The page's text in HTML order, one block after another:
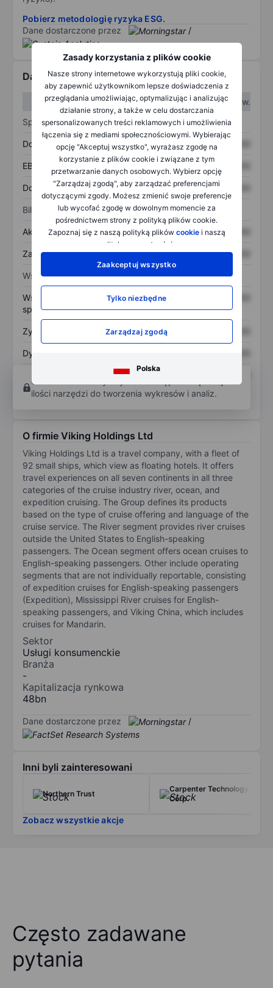
Zasady korzystania z plików cookie
Nasze strony internetowe wykorzystują pliki cookie,
aby zapewnić użytkownikom lepsze doświadczenia z
przeglądania umożliwiając, optymalizując i analizując
działanie strony, a także w celu dostarczania
spersonalizowanych treści reklamowych i umożliwienia
łączenia się z mediami społecznościowymi. Wybierając
opcję "Akceptuj wszystko", wyrażasz zgodę na
korzystanie z plików cookie i związane z tym
przetwarzanie danych osobowych. Wybierz opcję
"Zarządzaj zgodą", aby zarządzać preferencjami
dotyczącymi zgody. Możesz zmienić swoje preferencje
lub wycofać zgodę w dowolnym momencie za
pośrednictwem strony z polityką plików cookie.
Zapoznaj się z naszą polityką plików cookiei naszą
polityką
prywatności
Zaakceptuj wszystko
Tylko niezbędne
Zarządzaj zgodą
Polska
Pobierz metodologię ryzyka ESG.
Dane dostarczone przez
/
Dane finansowe
W I kw.
W II kw.
Sprawozdanie z zysków
Dochód XXXXXXX XXXXXXX
EBITDA XXXXXXX
Dochód netto XXXXXXX XXXXXXX
Bilans
Aktywa ogółem XXXXXXX XXXXXXX
Zadłużenie ogółem XXXXXXX XXXXXXX
Wskaźniki
Współczynnik cena do
sprzedaży
XXXXXXX
Zysk na akcję XXXXXXX
Dywidenda na akcję
własnego
XXXXXXX
Otwórz konto
ilości narzędzi do tworzenia wykresów i analiz.
O firmie Viking Holdings Ltd
Viking Holdings Ltd is a travel company, with a fleet of
92 small ships, which view as floating hotels. It offers
travel experiences on all seven continents in all three
categories of the cruise industry river, ocean, and
expedition cruising. The Group defines its products
based on the type of cruise offering and language of the
cruise service. The River segment provides river cruises
outside the United States to English-speaking
passengers. The Ocean segment offers ocean cruises to
English-speaking passengers. Other include operating
segments that are not individually reportable, consisting
of expedition cruises for English-speaking passengers
(Expedition), Mississippi River cruises for English-
speaking passengers, and Viking China, which includes
cruises for Mandarin.
Sektor
Usługi konsumenckie
Branża
-
Kapitalizacja rynkowa
48bn
Dane dostarczone przez /
Inni byli zainteresowani
Northern Trust
Carpenter Technology
Corp.
Zobacz wszystkie akcje
Często zadawane
pytania